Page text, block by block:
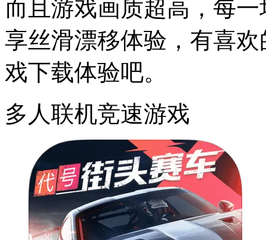
而且游戏画质超高，每
享丝滑漂移体验，有喜
戏下载体验吧。
多人联机竞速游戏